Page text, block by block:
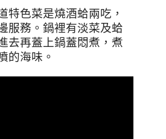
特色菜是燒酒蛤兩吃，
服務。鍋裡有淡菜及蛤
去再蓋上鍋蓋悶煮，煮
的海味。